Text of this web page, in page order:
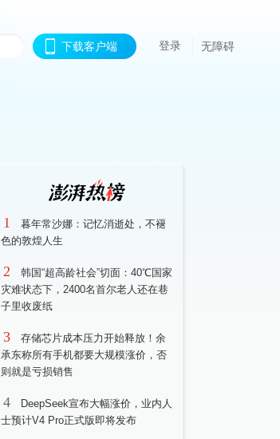
下载客户端 登录 无障碍
1
暮年常沙娜：记忆消逝处，不褪
色的敦煌人生
2
韩国“超高龄社会”切面：40℃国家
灾难状态下，2400名首尔老人还在巷
子里收废纸
3
存储芯片成本压力开始释放！余
承东称所有手机都要大规模涨价，否
则就是亏损销售
4
DeepSeek宣布大幅涨价，业内人
士预计V4 Pro正式版即将发布